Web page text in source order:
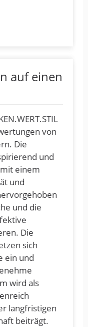
auf einen
von
Die
und
einem
und
und die
Die
sich
ein und
wird als
langfristigen
beiträgt.